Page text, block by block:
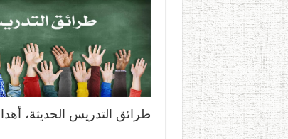
طرائق التدريس الحديثة،